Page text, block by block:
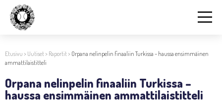
Etusivu > Uutiset> Raportit> Orpana nelinpelin finaaliin Turkissa – haussa ensimmäinen
ammattilaistitteli
Orpana nelinpelin finaaliin Turkissa –
haussa ensimmäinen ammattilaistitteli